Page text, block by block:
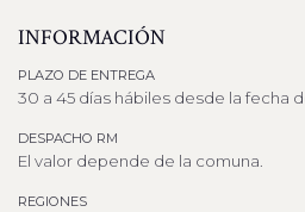
INFORMACIÓN
PLAZO DE ENTREGA
30 a 45 días hábiles desde la fecha
DESPACHO RM
El valor depende de la comuna.
REGIONES